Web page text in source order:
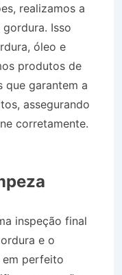
realizamos a
Isso
óleo e
produtos de
que garantem a
assegurando
corretamente.
inspeção final
e o
em perfeito